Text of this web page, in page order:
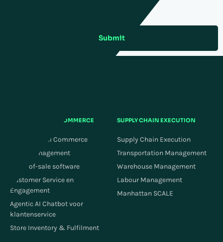
Submit
OMNICHANNEL COMMERCE
Omnichannel Commerce
Order Management
Point-of-sale software
Customer Service en
Engagement
Agentic AI Chatbot voor
klantenservice
Store Inventory & Fulfilment
SUPPLY CHAIN EXECUTION
Supply Chain Execution
Transportation Management
Warehouse Management
Labour Management
Manhattan SCALE